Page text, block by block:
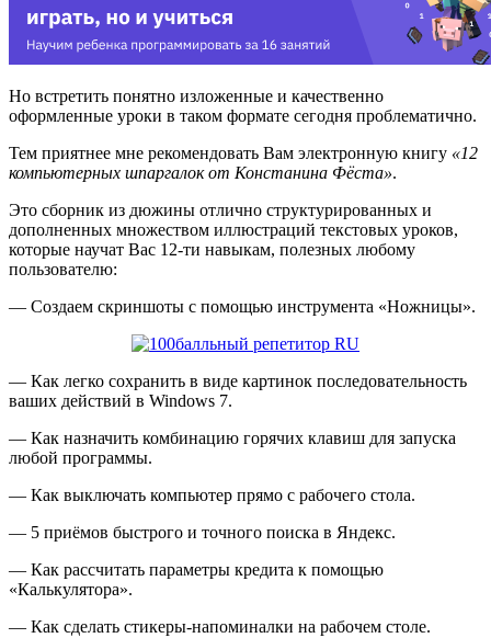
Но встретить понятно изложенные и качественно
оформленные уроки в таком формате сегодня проблематично.
Тем приятнее мне рекомендовать Вам электронную книгу «12
компьютерных шпаргалок от Констанина Фёста».
Это сборник из дюжины отлично структурированных и
дополненных множеством иллюстраций текстовых уроков,
которые научат Вас 12-ти навыкам, полезных любому
пользователю:
— Создаем скриншоты с помощью инструмента «Ножницы».
— Как легко сохранить в виде картинок последовательность
ваших действий в Windows 7.
— Как назначить комбинацию горячих клавиш для запуска
любой программы.
— Как выключать компьютер прямо с рабочего стола.
— 5 приёмов быстрого и точного поиска в Яндекс.
— Как рассчитать параметры кредита к помощью
«Калькулятора».
— Как сделать стикеры-напоминалки на рабочем столе.